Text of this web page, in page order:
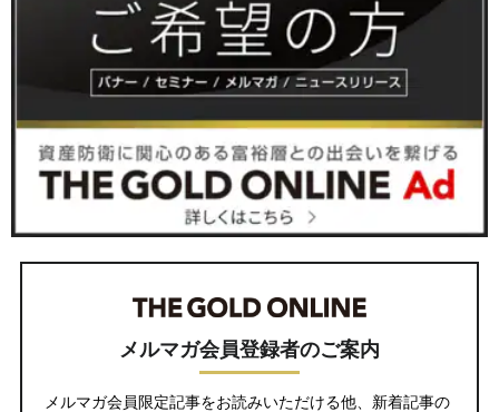
メルマガ会員登録者のご案内
メルマガ会員限定記事をお読みいただける他、新着記事の